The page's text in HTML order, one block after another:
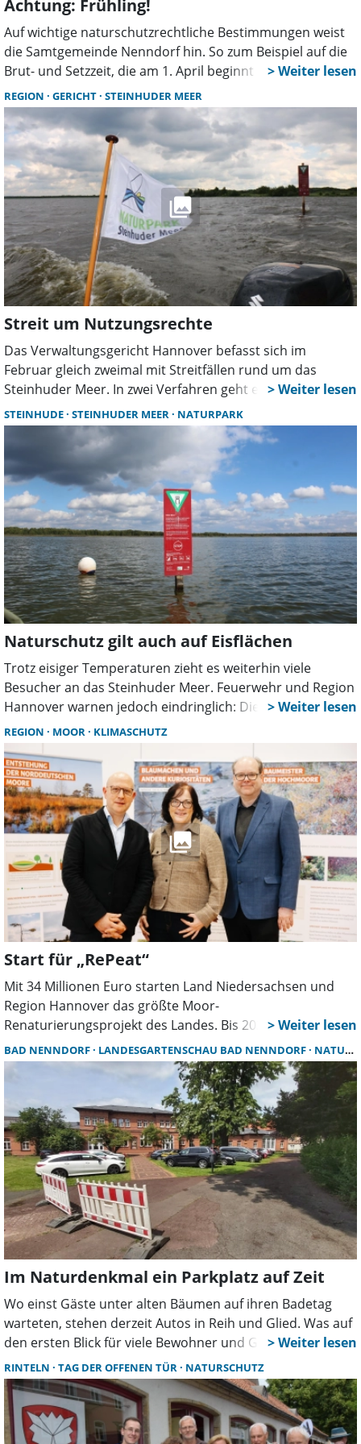
Achtung: Frühling!
Auf wichtige naturschutzrechtliche Bestimmungen weist
die Samtgemeinde Nenndorf hin. So zum Beispiel auf die
Brut- und Setzzeit, die am 1. April beginnt und am 15. Juli
endet. Diese Regelung dient dem besonderen Schutz
wildlebender Tiere während der Aufzucht ihres
Nachwuchses.
REGION GERICHT STEINHUDER MEER
Streit um Nutzungsrechte
Das Verwaltungsgericht Hannover befasst sich im
Februar gleich zweimal mit Streitfällen rund um das
Steinhuder Meer. In zwei Verfahren geht es um Verstöße
gegen wasser- und naturschutzrechtliche Vorschriften –
vom Ausschluss vom Gemeingebrauch bis zum Verbot
von Modellflügen.
STEINHUDE STEINHUDER MEER NATURPARK
Naturschutz gilt auch auf Eisflächen
Trotz eisiger Temperaturen zieht es weiterhin viele
Besucher an das Steinhuder Meer. Feuerwehr und Region
Hannover warnen jedoch eindringlich: Die Eisflächen sind
nicht freigegeben und tragen nicht sicher. Zudem dürfen
die sensiblen Naturschutzgebiete zum Schutz
überwinternder Vögel nicht betreten werden.
REGION MOOR KLIMASCHUTZ
Start für „RePeat“
Mit 34 Millionen Euro starten Land Niedersachsen und
Region Hannover das größte Moor-
Renaturierungsprojekt des Landes. Bis 2035 sollen drei
Moore in der Region wiedervernässt werden, um CO2-
Emissionen zu senken und wertvolle Lebensräume zu
BAD NENNDORF LANDESGARTENSCHAU BAD NENNDORF NATURSCHUTZ
Im Naturdenkmal ein Parkplatz auf Zeit
Wo einst Gäste unter alten Bäumen auf ihren Badetag
warteten, stehen derzeit Autos in Reih und Glied. Was auf
den ersten Blick für viele Bewohner und Gäste des
Staatsbades wie eine Autoschau wirkt, sorgt für
Kopfschütteln und Unmut. Die Zweckentfremdung dieses
als Naturdenkmal geschützten traditionsreichen Kurparks
sei völlig unakzeptabel, sind sich auch Gäste des
angrenzenden Hotel Esplanade einig. Das Hotel kann
RINTELN TAG DER OFFENEN TÜR NATURSCHUTZ